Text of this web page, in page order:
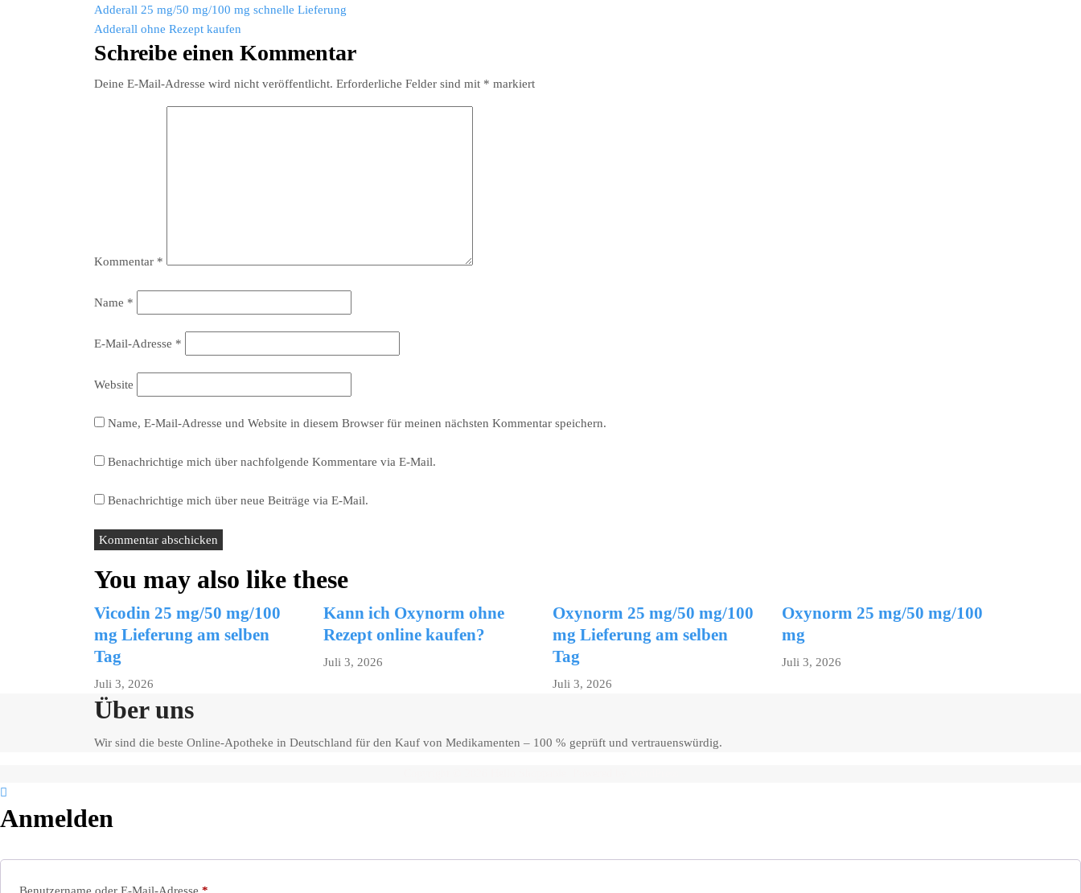
Beitragsnavigation
Adderall 25 mg/50 mg/100 mg schnelle Lieferung
Adderall ohne Rezept kaufen
Schreibe einen Kommentar
Deine E-Mail-Adresse wird nicht veröffentlicht. Erforderliche Felder sind mit * markiert
Kommentar *
Name *
E-Mail-Adresse *
Website
Name, E-Mail-Adresse und Website in diesem Browser für meinen nächsten Kommentar speichern.
Benachrichtige mich über nachfolgende Kommentare via E-Mail.
Benachrichtige mich über neue Beiträge via E-Mail.
You may also like these
Vicodin 25 mg/50 mg/100
mg Lieferung am selben
Tag
Juli 3, 2026
Kann ich Oxynorm ohne
Rezept online kaufen?
Juli 3, 2026
Oxynorm 25 mg/50 mg/100
mg Lieferung am selben
Tag
Juli 3, 2026
Oxynorm 25 mg/50 mg/100
mg
Juli 3, 2026
Über uns
Wir sind die beste Online-Apotheke in Deutschland für den Kauf von Medikamenten – 100 % geprüft und vertrauenswürdig.
Anmelden